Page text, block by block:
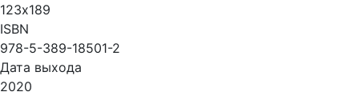
123х189
ISBN
978-5-389-18501-2
Дата выхода
2020